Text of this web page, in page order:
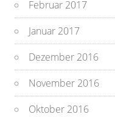
Februar 2017
Januar 2017
Dezember 2016
November 2016
Oktober 2016